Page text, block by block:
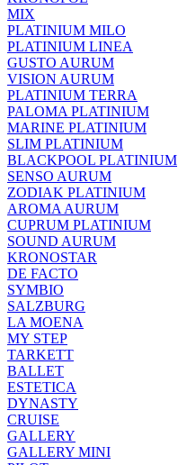
MIX
PLATINIUM MILO
PLATINIUM LINEA
GUSTO AURUM
VISION AURUM
PLATINIUM TERRA
PALOMA PLATINIUM
MARINE PLATINIUM
SLIM PLATINIUM
BLACKPOOL PLATINIUM
SENSO AURUM
ZODIAK PLATINIUM
AROMA AURUM
CUPRUM PLATINIUM
SOUND AURUM
KRONOSTAR
DE FACTO
SYMBIO
SALZBURG
LA MOENA
MY STEP
TARKETT
BALLET
ESTETICA
DYNASTY
CRUISE
GALLERY
GALLERY MINI